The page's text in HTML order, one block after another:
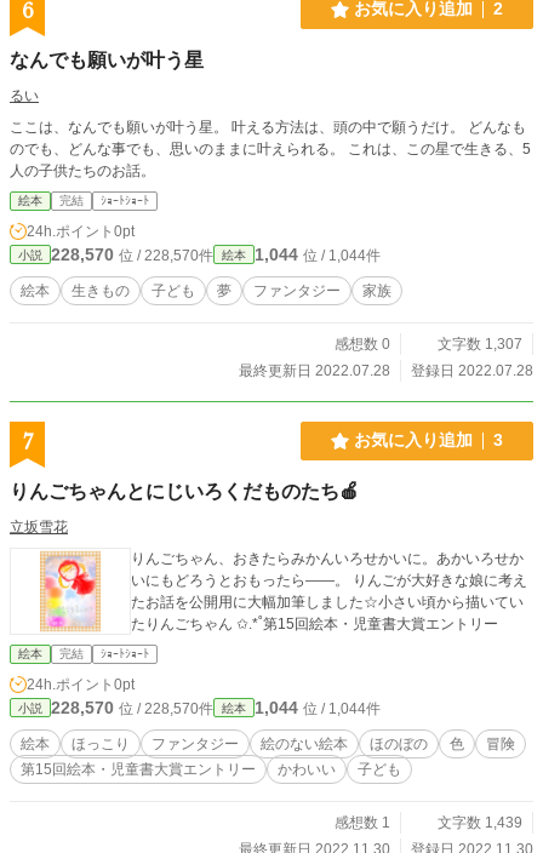
6 お気に入り追加 2
なんでも願いが叶う星
るい
ここは、なんでも願いが叶う星。 叶える方法は、頭の中で願うだけ。 どんなも
のでも、どんな事でも、思いのままに叶えられる。 これは、この星で生きる、5
人の子供たちのお話。
絵本 完結 ｼｮｰﾄｼｮｰﾄ
24h.ポイント 0pt
小説 228,570 位 / 228,570件 絵本 1,044 位 / 1,044件
絵本 生きもの 子ども 夢 ファンタジー 家族
感想数 0
文字数 1,307
最終更新日 2022.07.28
登録日 2022.07.28
7 お気に入り追加 3
りんごちゃんとにじいろくだものたち🍎
立坂雪花
りんごちゃん、おきたらみかんいろせかいに。あかいろせか
いにもどろうとおもったら――。 りんごが大好きな娘に考え
たお話を公開用に大幅加筆しました☆小さい頃から描いてい
たりんごちゃん ✩.*˚第15回絵本・児童書大賞エントリー
絵本 完結 ｼｮｰﾄｼｮｰﾄ
24h.ポイント 0pt
小説 228,570 位 / 228,570件 絵本 1,044 位 / 1,044件
絵本 ほっこり ファンタジー 絵のない絵本 ほのぼの 色
冒険
第15回絵本・児童書大賞エントリー
かわいい 子ども
感想数 1
文字数 1,439
最終更新日 2022.11.30
登録日 2022.11.30